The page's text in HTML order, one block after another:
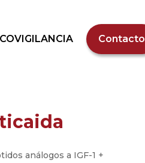
Contacto
análogos a IGF-1 +